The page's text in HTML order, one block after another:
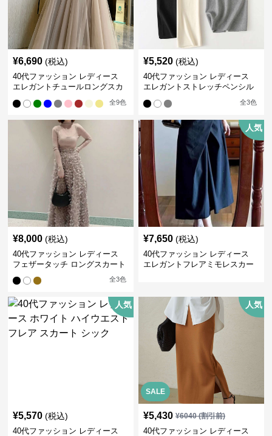
¥6,690 (税込)
40代ファッション レディース
エレガントチュールロングスカ
全9色
¥5,520 (税込)
40代ファッション レディース
エレガントストレッチペンシル
全3色
¥8,000 (税込)
40代ファッション レディース
フェザータッチ ロングスカート
全3色
人気
¥7,650 (税込)
40代ファッション レディース
エレガントフレアミモレスカー
人気
¥5,570 (税込)
40代ファッション レディース
SALE
人気
¥5,430 ¥6040(割引前)
40代ファッション レディース